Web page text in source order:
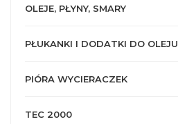
OLEJE, PŁYNY, SMARY
PŁUKANKI I DODATKI DO OLEJU
PIÓRA WYCIERACZEK
TEC 2000